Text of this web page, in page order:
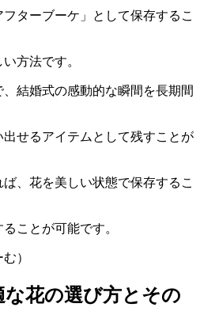
ターブーケ」として保存するこ
方法です。
結婚式の感動的な瞬間を長期間
せるアイテムとして残すことが
、花を美しい状態で保存するこ
ことが可能です。
花の選び方とその